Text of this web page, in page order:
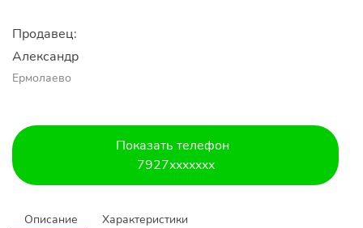
Продавец:
Александр
Ермолаево
Показать телефон
7927xxxxxxx
Описание Характеристики